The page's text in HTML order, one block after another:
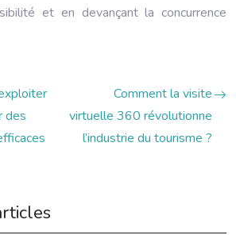
et en devançant la concurrence
des
Comment la visite
virtuelle 360 révolutionne
l’industrie du tourisme ?